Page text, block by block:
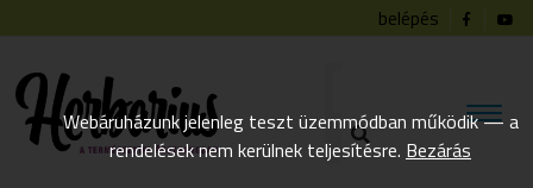
belépés
Webáruházunk jelenleg teszt üzemmódban működik — a
rendelések nem kerülnek teljesítésre. Bezárás